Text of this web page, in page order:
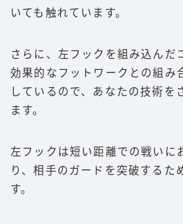
いても触れています。
さらに、左フックを組み込んだ
効果的なフットワークとの組み
しているので、あなたの技術を
ます。
左フックは短い距離での戦いに
り、相手のガードを突破するた
す。